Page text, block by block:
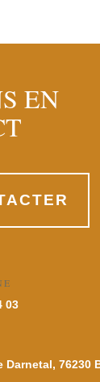
EN
03
Darnetal, 76230